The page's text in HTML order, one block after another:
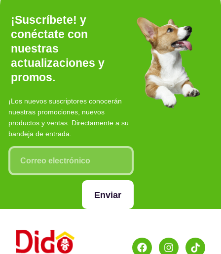
¡Suscríbete! y
conéctate con
nuestras
actualizaciones y
promos.
¡Los nuevos suscriptores conocerán
nuestras promociones, nuevos
productos y ventas. Directamente a su
bandeja de entrada.
Enviar